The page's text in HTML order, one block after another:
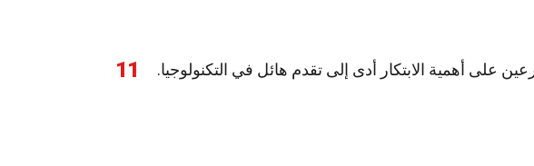
11 على أهمية الابتكار أدى إلى تقدم هائل في التكنولوجيا.